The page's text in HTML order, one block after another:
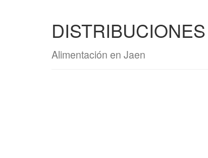
Alimentación en Jaen